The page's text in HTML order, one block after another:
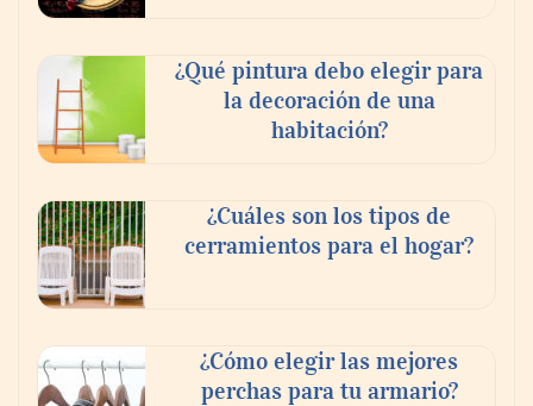
¿Qué pintura debo elegir para
la decoración de una
habitación?
¿Cuáles son los tipos de
cerramientos para el hogar?
¿Cómo elegir las mejores
perchas para tu armario?